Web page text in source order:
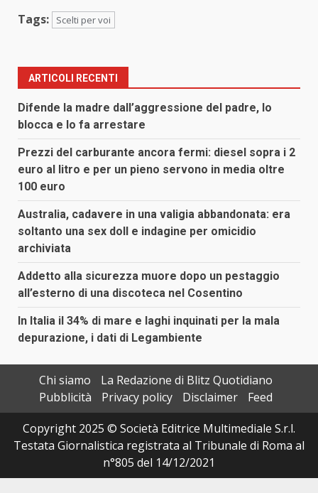
Tags: Scelti per voi
ARTICOLI RECENTI
Difende la madre dall’aggressione del padre, lo
blocca e lo fa arrestare
Prezzi del carburante ancora fermi: diesel sopra i 2
euro al litro e per un pieno servono in media oltre
100 euro
Australia, cadavere in una valigia abbandonata: era
soltanto una sex doll e indagine per omicidio
archiviata
Addetto alla sicurezza muore dopo un pestaggio
all’esterno di una discoteca nel Cosentino
In Italia il 34% di mare e laghi inquinati per la mala
depurazione, i dati di Legambiente
Chi siamo
La Redazione di Blitz Quotidiano
Pubblicità
Privacy policy Disclaimer
Feed
Copyright 2025 © Società Editrice Multimediale S.r.l.
Testata Giornalistica registrata al Tribunale di Roma al
n°805 del 14/12/2021